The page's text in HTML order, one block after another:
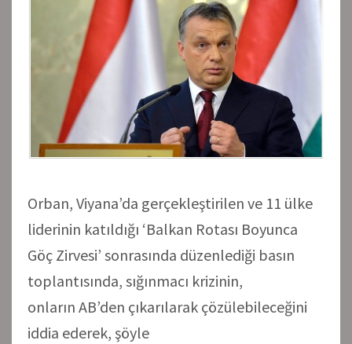
Orban, Viyana’da gerçekleştirilen ve 11 ülke
liderinin katıldığı ‘Balkan Rotası Boyunca
Göç Zirvesi’ sonrasında düzenlediği basın
toplantısında, sığınmacı krizinin,
onların AB’den çıkarılarak çözülebileceğini
iddia ederek, şöyle